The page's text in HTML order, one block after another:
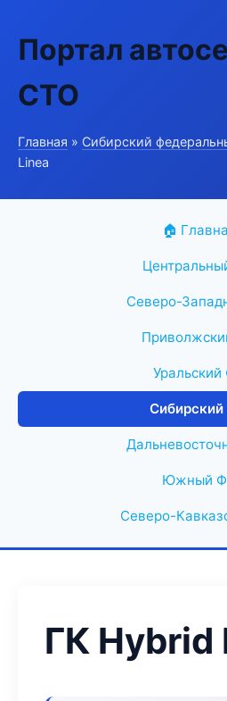
Портал
СТО
Главная » Сибирский
Linea
🏠
Северо-
Южный
Северо-
ГК Hybrid